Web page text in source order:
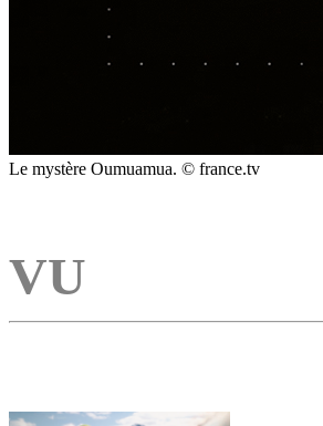
Le mystère Oumuamua. © france.tv
VU